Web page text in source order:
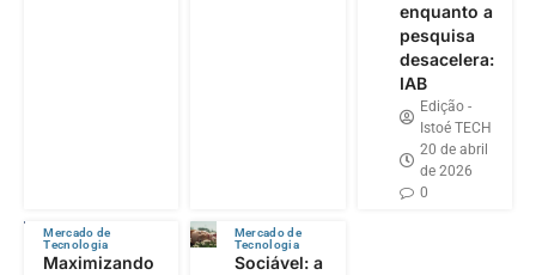
enquanto a
pesquisa
desacelera:
IAB
Edição -
Istoé TECH
20 de abril
de 2026
0
Mercado de
Tecnologia
Maximizando
Mercado de
Tecnologia
Sociável: a